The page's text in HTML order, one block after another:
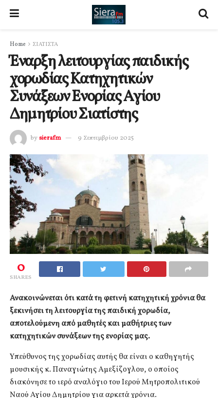
Home ΣΙΑΤΙΣΤΑ
Έναρξη λειτουργίας παιδικής
χορωδίας Κατηχητικών
Συνάξεων Ενορίας Αγίου
Δημητρίου Σιατίστης
by sierafm 9 Σεπτεμβρίου 2025
0
SHARES
Ανακοινώνεται ότι κατά τη φετινή κατηχητική χρόνια θα
ξεκινήσει τη λειτουργία της παιδική χορωδία,
αποτελούμενη από μαθητές και μαθήτριες των
κατηχητικών συνάξεων της ενορίας μας.
Υπεύθυνος της χορωδίας αυτής θα είναι ο καθηγητής
μουσικής κ. Παναγιώτης Αμεξίζογλου, ο οποίος
διακόνησε το ιερό αναλόγιο του Ιερού Μητροπολιτικού
Ναού Αγίου Δημητρίου για αρκετά χρόνια.